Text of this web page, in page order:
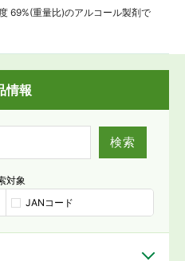
情報
検索
対象
JANコード
69%(重量比)のアルコール製剤で